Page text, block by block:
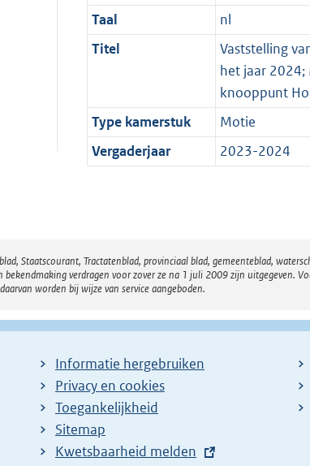
Taal
nl
Titel
Vaststelling
het jaar 2024;
knooppunt
Type kamerstuk
Motie
Vergaderjaar
2023-2024
Staatscourant, Tractatenblad, provinciaal blad, gemeenteblad,
verdragen voor zover ze na 1 juli 2009 zijn uitgegeven.
worden bij wijze van service aangeboden.
Informatie hergebruiken
Privacy en cookies
Toegankelijkheid
Sitemap
E
Kwetsbaarheid melden